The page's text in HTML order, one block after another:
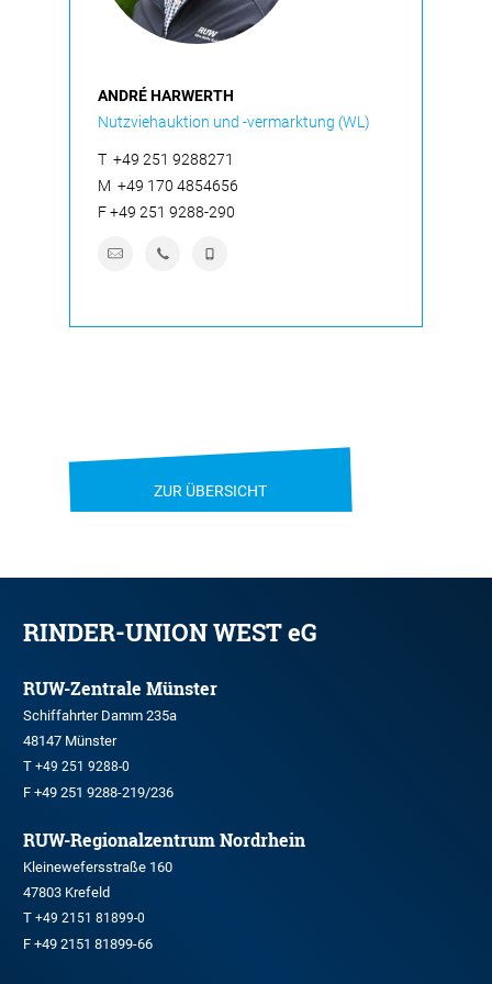
ANDRÉ HARWERTH
Nutzviehauktion und -vermarktung (WL)
T +49 251 9288271
M +49 170 4854656
F+49 251 9288-290
ZUR ÜBERSICHT
RINDER-UNION WEST eG
RUW-Zentrale Münster
Schiffahrter Damm 235a
48147 Münster
T +49 251 9288-0
F +49 251 9288-219/236
RUW-Regionalzentrum Nordrhein
Kleinewefersstraße 160
47803 Krefeld
T +49 2151 81899-0
F +49 2151 81899-66